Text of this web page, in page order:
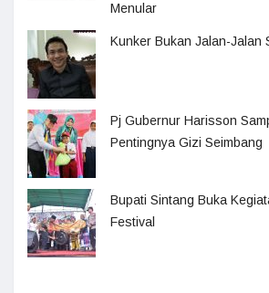
Menular
Kunker Bukan Jalan-Jalan
Pj Gubernur Harisson
Pentingnya Gizi Seimbang
Bupati Sintang Buka
Festival